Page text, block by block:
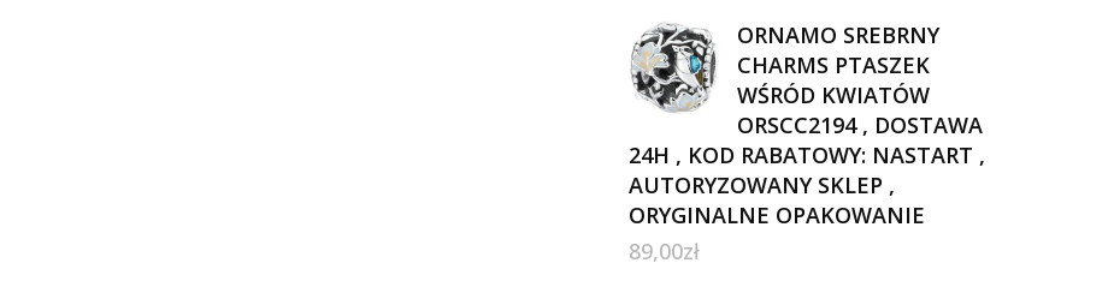
ORNAMO SREBRNY
CHARMS PTASZEK
WŚRÓD KWIATÓW
ORSCC2194 , DOSTAWA
24H , KOD RABATOWY: NASTART ,
AUTORYZOWANY SKLEP ,
ORYGINALNE OPAKOWANIE
89,00zł